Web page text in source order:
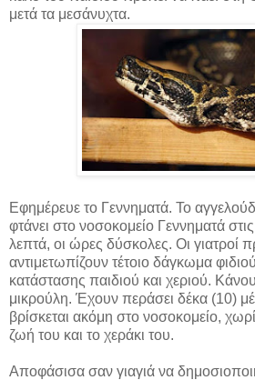
μετά τα μεσάνυχτα.
Εφημέρευε το Γεννηματά. Το
φτάνει στο νοσοκομείο Γεννηματά
λεπτά, οι ώρες δύσκολες. Οι γιατροί
αντιμετωπίζουν τέτοιο δάγκωμα
κατάστασης παιδιού και χεριού.
μικρούλη. Έχουν περάσει δέκα (10)
βρίσκεται ακόμη στο νοσοκομείο,
ζωή του και το χεράκι του.
Αποφάσισα σαν γιαγιά να